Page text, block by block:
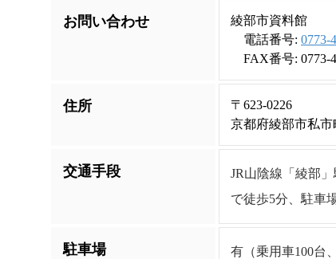
お問い合わせ
綾部市資料館
電話番号: 0773-
FAX番号: 0773-
住所
〒623-0226
京都府綾部市私市
交通手段
JR山陰線「綾部
で徒歩5分、駐車
駐車場
有（乗用車100台